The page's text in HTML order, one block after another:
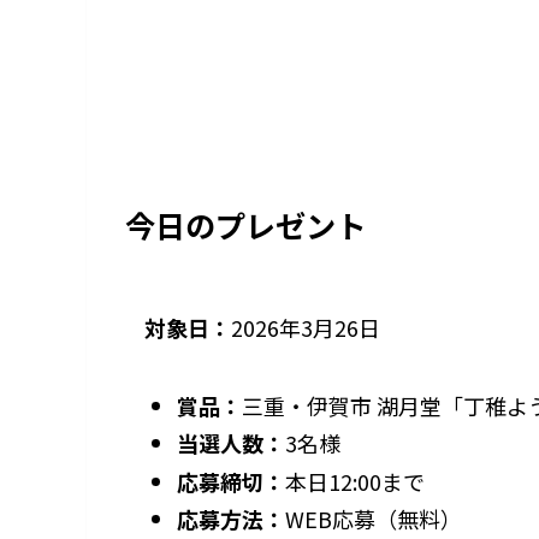
今日のプレゼント
対象日： 2026年3月26日
賞品： 三重・伊賀市 湖月堂「丁稚よ
当選人数： 3名様
応募締切： 本日12:00まで
応募方法： WEB応募（無料）